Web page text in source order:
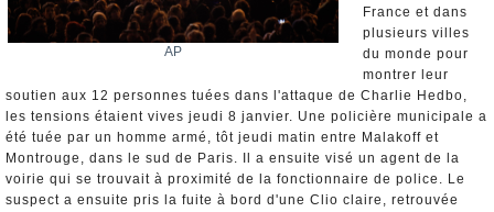
AP
France et dans
plusieurs villes
du monde pour
montrer leur
soutien aux 12 personnes tuées dans l'attaque de Charlie Hedbo,
les tensions étaient vives jeudi 8 janvier. Une policière municipale a
été tuée par un homme armé, tôt jeudi matin entre Malakoff et
Montrouge, dans le sud de Paris. Il a ensuite visé un agent de la
voirie qui se trouvait à proximité de la fonctionnaire de police. Le
suspect a ensuite pris la fuite à bord d'une Clio claire, retrouvée